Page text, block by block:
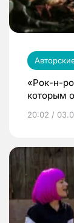
«Рок-н-
которым
20:02 /